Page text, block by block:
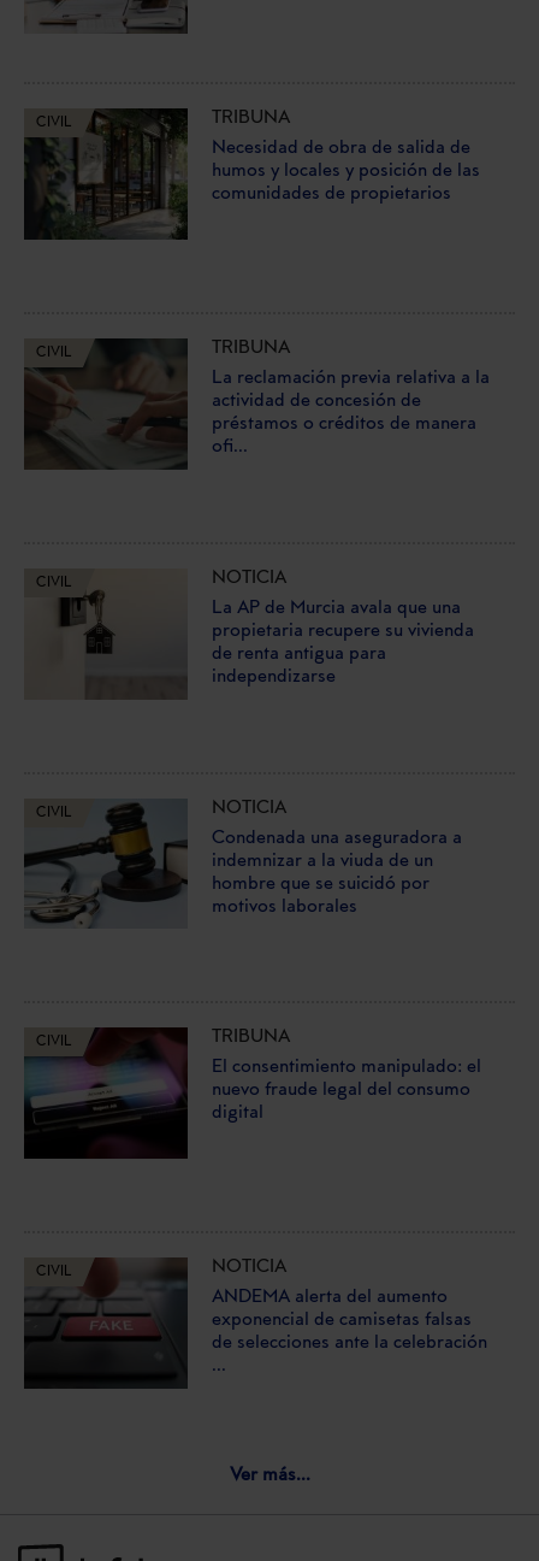
CIVIL
TRIBUNA
Necesidad de obra de salida de
humos y locales y posición de las
comunidades de propietarios
CIVIL
TRIBUNA
La reclamación previa relativa a la
actividad de concesión de
préstamos o créditos de manera
ofi...
CIVIL
NOTICIA
La AP de Murcia avala que una
propietaria recupere su vivienda
de renta antigua para
independizarse
CIVIL
NOTICIA
Condenada una aseguradora a
indemnizar a la viuda de un
hombre que se suicidó por
motivos laborales
CIVIL
TRIBUNA
El consentimiento manipulado: el
nuevo fraude legal del consumo
digital
CIVIL
NOTICIA
ANDEMA alerta del aumento
exponencial de camisetas falsas
de selecciones ante la celebración
...
Ver más...